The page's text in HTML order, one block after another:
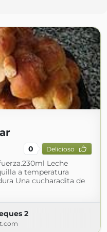
0 Delicioso
Leche
a temperatura
Una cucharadita de
2